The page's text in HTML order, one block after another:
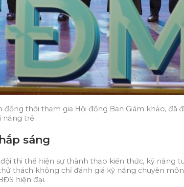
thời tham gia Hội đồng Ban Giám khảo, đã
năng trẻ.
sáng
thi thể hiện sự thành thạo kiến thức, kỹ năng
thách không chỉ đánh giá kỹ năng chuyên
hiện đại.